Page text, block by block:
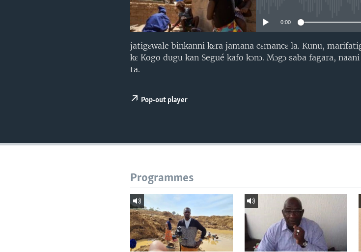
0:00
jatigɛwale binkanni kɛra jamana cɛmancɛ la. Kunu,
kɛ Kogo dugu kan Segué kafo kɔnɔ. Mɔgɔ saba fagara,
ta.
Pop-out player
Programmes